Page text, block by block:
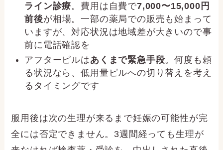
ライン診療。費用は自費で7,000〜15,000円
前後が相場。一部の薬局での販売も始まって
いますが、対応状況は地域差が大きいので事
前に電話確認を
アフターピルはあくまで緊急手段。何度も頼
る状況なら、低用量ピルへの切り替えを考え
るタイミングです
服用後は次の生理が来るまで妊娠の可能性が完
全には否定できません。3週間経っても生理が